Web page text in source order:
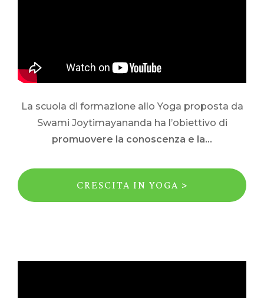
La scuola di formazione allo Yoga proposta da
Swami Joytimayananda ha l’obiettivo di
promuovere la conoscenza e la...
CRESCITA IN YOGA >